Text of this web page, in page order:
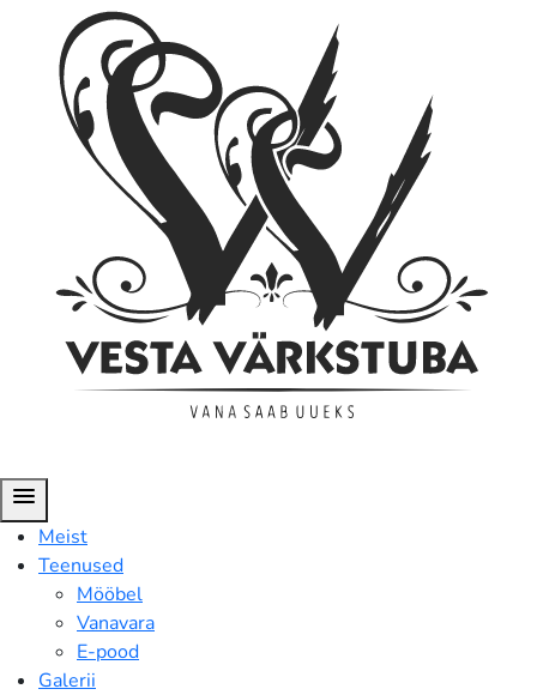
menu
Meist
Teenused
Mööbel
Vanavara
E-pood
Galerii